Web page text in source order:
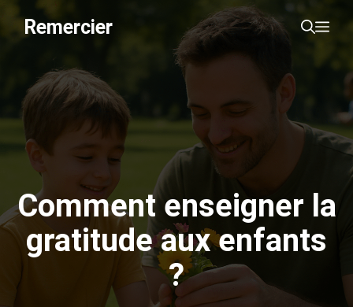
au
Remercier
Comment enseigner la
gratitude aux enfants
?